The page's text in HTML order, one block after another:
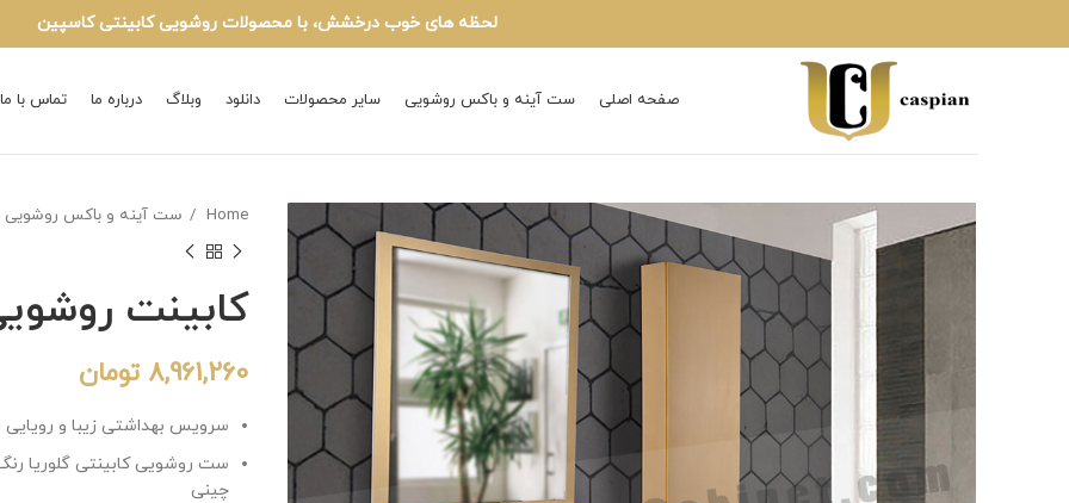
صفحه اصلی ست آینه و باکس روشویی سایر محصولات دانلود وبلاگ درباره ما تماس با ما
Home ست آینه و باکس روشویی
کابینت
8,961,260 تومان
سرویس بهداشتی زیبا و
ست روشویی کابینتی گلوریا
چینی
لحظه های خوب درخشش، با محصولات روشویی کابینتی کاسپین